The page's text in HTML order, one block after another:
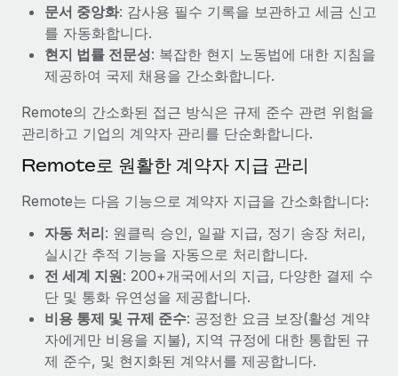
복리후생
손쉬운 직원 복리후생 관리
블로그
Remote 제품 관련 소식: Gusto 및 Xero와의 통합과
Remote의 사명은 모든 규모의 기업이 전 세계 어디서든 업무에 가
장 적합 사람을 찾아 채용 및 관리하고 급여를 지급하도록 돕는 것
입니다. 이를 위해 최근 몇 주 동안 새로운...
자세히 알아보기
Shootsta가 Remote를 통해 네 개의 시장에서 글로벌
채용을 확장한 방법
비디오 콘텐츠를 활용한 마케팅이 계속해서 인기를 끌면서, 기업들
에게는 흥미롭고 전문적인 비디오 제작이 어느 때보다 중요해졌습
니다. 그러나 대부분의 회사들은 그렇게 높은 품질의...
문서 중앙화: 감사용 필수 기록을 보관하고 세금 신고
를 자동화합니다.
현지 법률 전문성: 복잡한 현지 노동법에 대한 지침을
제공하여 국제 채용을 간소화합니다.
Remote의 간소화된 접근 방식은 규제 준수 관련 위험을
관리하고 기업의 계약자 관리를 단순화합니다.
Remote로 원활한 계약자 지급 관리
Remote는 다음 기능으로 계약자 지급을 간소화합니다:
자동 처리: 원클릭 승인, 일괄 지급, 정기 송장 처리,
실시간 추적 기능을 자동으로 처리합니다.
전 세계 지원: 200+개국에서의 지급, 다양한 결제 수
단 및 통화 유연성을 제공합니다.
비용 통제 및 규제 준수: 공정한 요금 보장(활성 계약
자에게만 비용을 지불), 지역 규정에 대한 통합된 규
제 준수, 및 현지화된 계약서를 제공합니다.